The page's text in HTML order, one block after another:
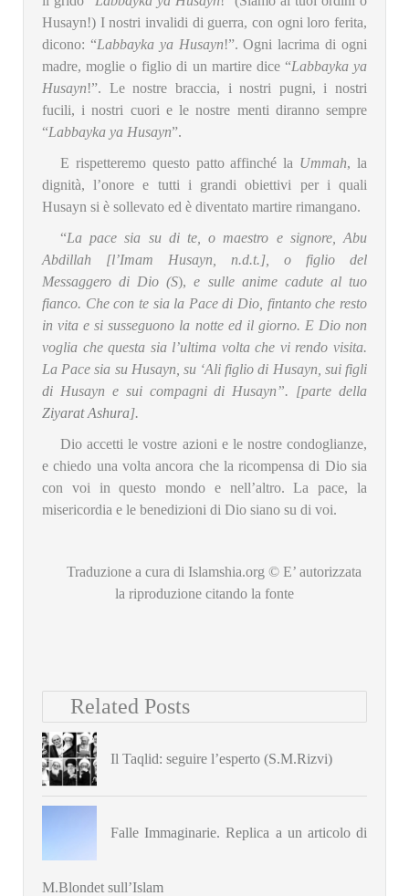
Husayn!) I nostri invalidi di guerra, con ogni loro ferita,
dicono: “Labbayka ya Husayn!”. Ogni lacrima di ogni
madre, moglie o figlio di un martire dice “Labbayka ya
Husayn!”. Le nostre braccia, i nostri pugni, i nostri
fucili, i nostri cuori e le nostre menti diranno sempre
“Labbayka ya Husayn”.
E rispetteremo questo patto affinché la Ummah, la
dignità, l’onore e tutti i grandi obiettivi per i quali
Husayn si è sollevato ed è diventato martire rimangano.
“La pace sia su di te, o maestro e signore, Abu
Abdillah [l’Imam Husayn, n.d.t.], o figlio del
Messaggero di Dio (S),e sulle anime cadute al tuo
fianco. Che con te sia la Pace di Dio, fintanto che resto
in vita e si susseguono la notte ed il giorno. E Dio non
voglia che questa sia l’ultima volta che vi rendo visita.
La Pace sia su Husayn, su ‘Ali figlio di Husayn, sui figli
di Husayn e sui compagni di Husayn”. [parte della
Ziyarat Ashura].
Dio accetti le vostre azioni e le nostre condoglianze,
e chiedo una volta ancora che la ricompensa di Dio sia
con voi in questo mondo e nell’altro. La pace, la
misericordia e le benedizioni di Dio siano su di voi.
Traduzione a cura di Islamshia.org © E’ autorizzata
la riproduzione citando la fonte
Related Posts
Il Taqlid: seguire l’esperto (S.M.Rizvi)
Falle Immaginarie. Replica a un articolo di
M.Blondet sull’Islam